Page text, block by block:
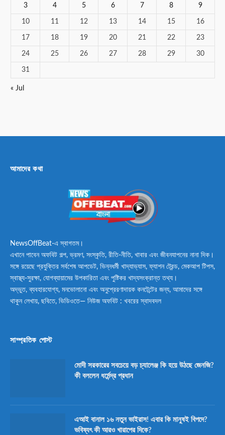
3 4 5 6 7 8 9
10 11 12 13 14 15 16
17 18 19 20 21 22 23
24 25 26 27 28 29 30
31
« Jul
আমাদের কথা
NewsOffBeat-এ স্বাগতম।
এখানে পাবেন অফবিট গল্প, ভ্রমণ, সংস্কৃতি, রীতি-নীতি, খাবার এবং জীবনযাপনের নানা দিক।
সঙ্গে রয়েছে প্রযুক্তির সর্বশেষ আপডেট, ভিন্নধর্মী খাদ্যাভ্যাস, ফ্যাশন ট্রেন্ড, মেকআপ টিপস,
স্বাস্থ্য-সুরক্ষা, যোগব্যায়ামের উপকারিতা এবং পুষ্টিকর খাদ্যসংক্রান্ত তথ্য।
অদ্ভুত, ব্যবহারযোগ্য, মনভোলানো এবং অনুপ্রেরণাদায়ক কনটেন্টের জন্য, আমাদের সঙ্গে
থাকুন লেখায়, ছবিতে, ভিডিওতে— নিউজ অফবিট : খবরের স্বাদবদল
সাম্প্রতিক পোস্ট
মোদী সরকারের সবচেয়ে বড় চ্যালেঞ্জ কি হয়ে উঠছে জেনজি?
কী বললেন ধর্মেন্দ্র প্রধান
এআই বানাল ১৬ নতুন ভাইরাস! এবার কি মানুষই বিপদে?
ভবিষ্যৎ কী আরও খারাপের দিকে?